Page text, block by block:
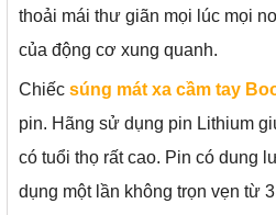
thoải mái thư giãn mọi lúc mọi
của động cơ xung quanh.
Chiếc súng mát xa cầm tay
pin. Hãng sử dụng pin Lithium
có tuổi thọ rất cao. Pin có dung
dụng một lần không trọn vẹn từ